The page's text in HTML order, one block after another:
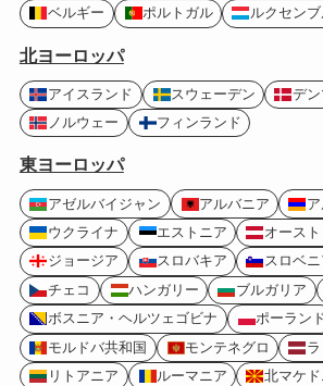
ベルギー
ポルトガル ルクセンブ
北ヨーロッパ
アイスランド スウェーデン
デン
ノルウェー
フィンランド
東ヨーロッパ
アゼルバイジャン アルバニア
ウクライナ
エストニア オース
ジョージア
スロバキア スロベニ
チェコ
ハンガリー ブルガリア
ボスニア・ヘルツェゴビナ
ポーラン
モルドバ共和国
モンテネグロ
リトアニア
ルーマニア 北マケ